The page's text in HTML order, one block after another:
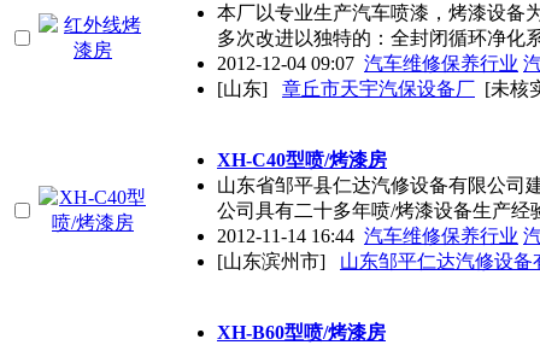
本厂以专业生产汽车喷漆，烤漆设备
多次改进以独特的：全封闭循环净化
2012-12-04 09:07 汽车维修保养行业
[山东]
章丘市天宇汽保设备厂 [未核
XH-C40型喷/烤漆房
山东省邹平县仁达汽修设备有限公司
公司具有二十多年喷/烤漆设备生产经
2012-11-14 16:44 汽车维修保养行业
[山东滨州市]
山东邹平仁达汽修设备
XH-B60型喷/烤漆房